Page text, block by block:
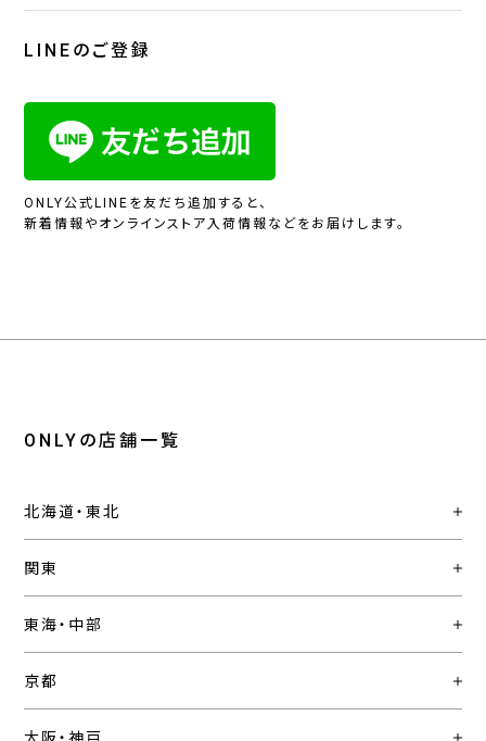
LINEのご登録
ONLY公式LINEを友だち追加すると、
新着情報やオンラインストア入荷情報などをお届けします。
ONLYの店舗一覧
北海道・東北
関東
東海・中部
京都